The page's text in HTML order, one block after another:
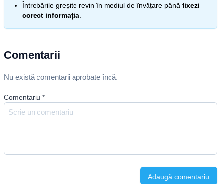
Întrebările greșite revin în mediul de învățare până fixezi
corect informația
Comentarii
Nu există comentarii aprobate încă.
Comentariu *
Adaugă comentariu